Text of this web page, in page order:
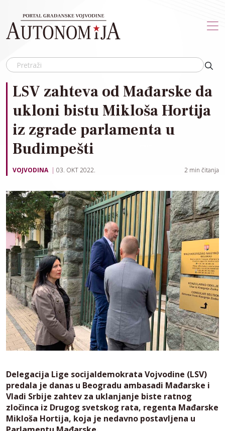
LSV zahteva od Mađarske da
ukloni bistu Mikloša Hortija
iz zgrade parlamenta u
Budimpešti
VOJVODINA 03. OKT 2022. 2 min čitanja
Delegacija Lige socijaldemokrata Vojvodine (LSV)
predala je danas u Beogradu ambasadi Mađarske i
Vladi Srbije zahtev za uklanjanje biste ratnog
zločinca iz Drugog svetskog rata, regenta Mađarske
Mikloša Hortija, koja je nedavno postavljena u